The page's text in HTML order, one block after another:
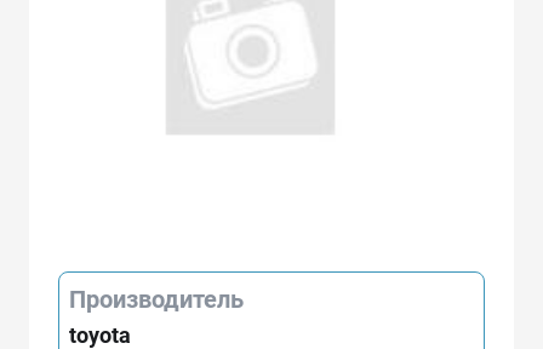
Производитель
toyota